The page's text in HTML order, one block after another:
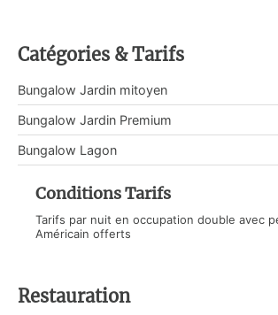
Catégories & Tarifs
Bungalow Jardin mitoyen
Bungalow Jardin Premium
Bungalow Lagon
Conditions Tarifs
Tarifs par nuit en occupation double avec
Américain offerts
Restauration